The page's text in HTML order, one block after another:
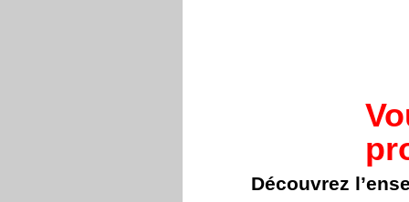
Découvrez